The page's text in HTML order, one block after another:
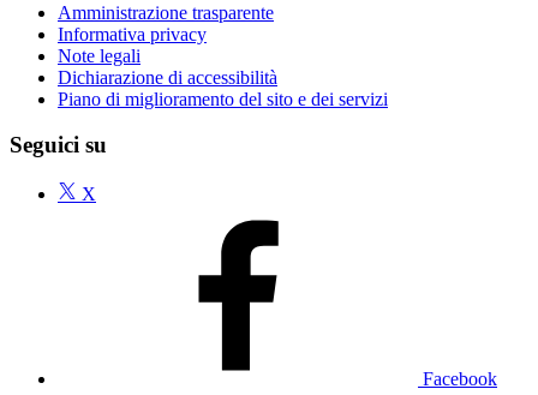
Amministrazione trasparente
Informativa privacy
Note legali
Dichiarazione di accessibilità
Piano di miglioramento del sito e dei servizi
Seguici su
X
Facebook